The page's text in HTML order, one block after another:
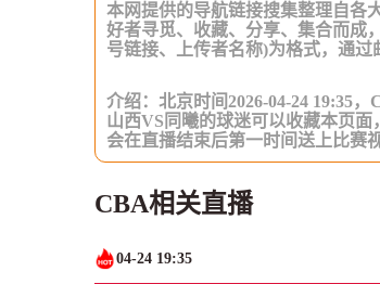
本网提供的导航链接搜集整理自各
好者寻觅、收藏、分享、集合而成
号链接、上传者名称)为格式，通过
介绍：北京时间2026-04-24 19:35
山西VS同曦的球迷可以收藏本页
会在直播结束后第一时间送上比赛
CBA相关直播
04-24 19:35